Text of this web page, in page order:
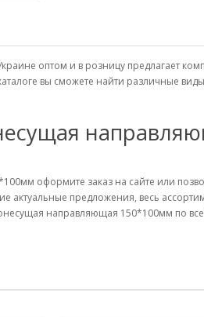
оптом и в розницу предлагает
вы сможете найти различные
оформите заказ на сайте или
предложения, весь
направляющая 150*100мм по